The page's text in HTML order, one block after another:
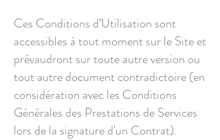
Ces Conditions d’Utilisation sont
accessibles à tout moment sur le Site et
prévaudront sur toute autre version ou
tout autre document contradictoire (en
considération avec les Conditions
Générales des Prestations de Services
lors de la signature d'un Contrat).